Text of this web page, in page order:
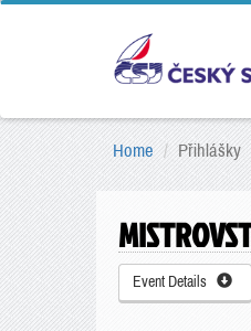
Home Přihlášky
Event Details